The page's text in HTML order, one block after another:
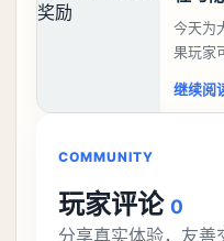
今天为
果玩家
比较高
继续阅
COMMUNITY
玩家评论 0
分享真实体验，友善